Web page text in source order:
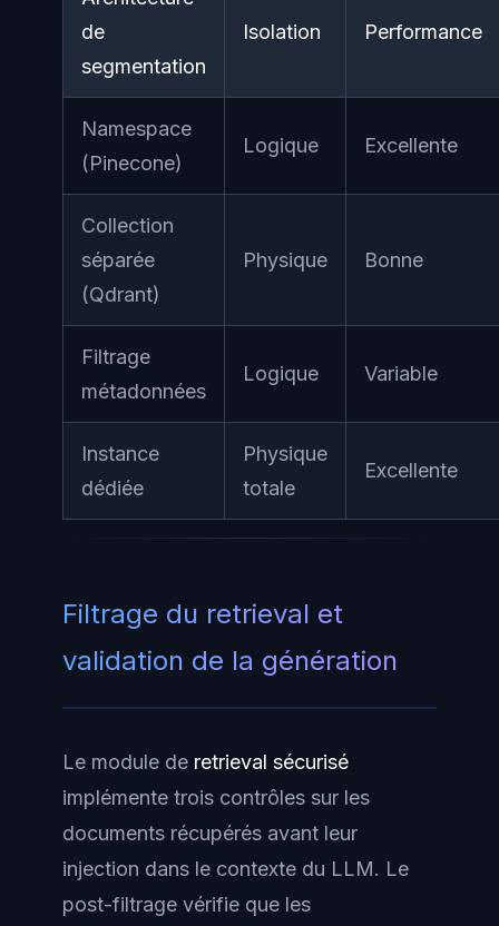
de
segmentation
Isolation Performance
Namespace
(Pinecone)
Logique Excellente
Collection
séparée
(Qdrant)
Physique Bonne
Filtrage
métadonnées
Logique Variable
Instance
dédiée
Physique
totale
Excellente
Filtrage du retrieval et
validation de la génération
Le module de retrieval sécurisé
implémente trois contrôles sur les
documents récupérés avant leur
injection dans le contexte du LLM. Le
post-filtrage vérifie que les